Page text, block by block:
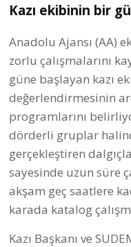
Kazı ekibinin bir
Anadolu Ajansı (AA)
zorlu çalışmalarını
güne başlayan kazı
değerlendirmesinin
programlarını
dörderli gruplar
gerçekleştiren
sayesinde uzun süre
akşam geç saatlere
karada katalog
Kazı Başkanı ve